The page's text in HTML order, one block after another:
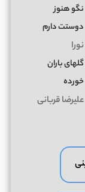
نگو هنوز
دوستت دارم
نورا
گلهای باران
خورده
علیرضا قربانی